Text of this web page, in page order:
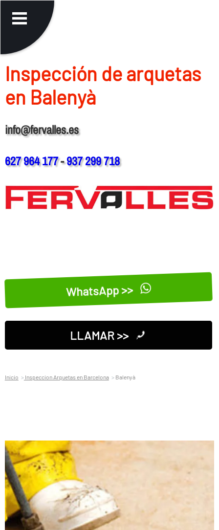
Inspección de arquetas
en Balenyà
info@fervalles.es
627 964 177-937 299 718
WhatsApp >>
LLAMAR >>
Inicio Inspeccion Arquetas en Barcelona Balenyà